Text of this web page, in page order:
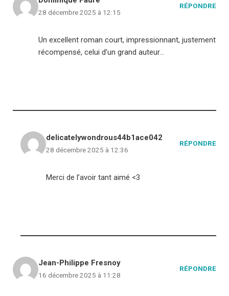
28 décembre 2025 à 12:15
RÉPONDRE
Un excellent roman court, impressionnant, justement
récompensé, celui d’un grand auteur…
delicatelywondrous44b1ace042
28 décembre 2025 à 12:36
RÉPONDRE
Merci de l’avoir tant aimé <3
Jean-Philippe Fresnoy
16 décembre 2025 à 11:28
RÉPONDRE